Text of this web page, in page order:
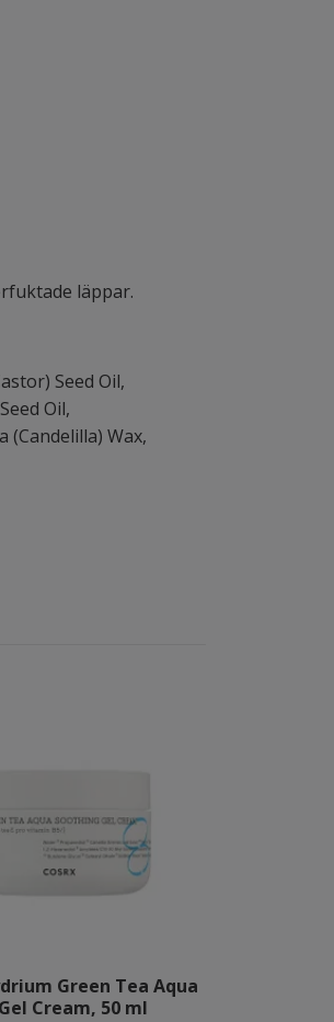
läppar.
Seed Oil,
Oil,
Wax,
Green Tea Aqua
Cream, 50 ml